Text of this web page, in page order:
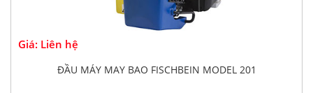
Giá: Liên hệ
ĐẦU MÁY MAY BAO FISCHBEIN MODEL 201